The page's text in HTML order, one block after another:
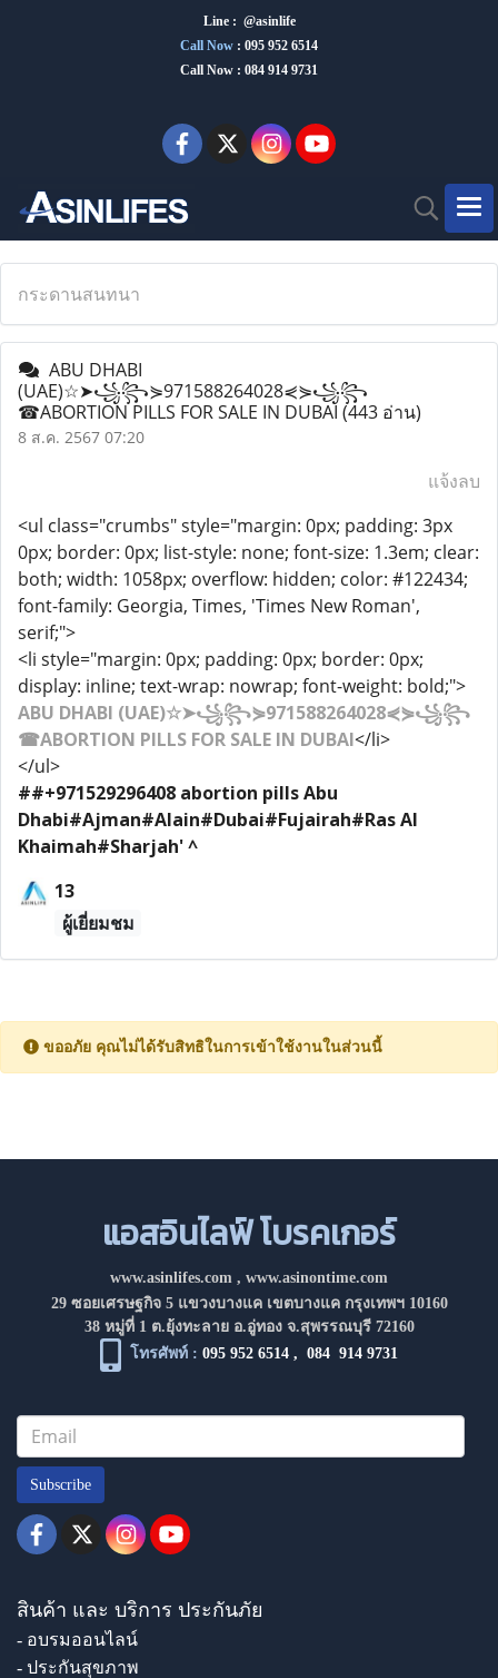
Line : @asinlife
Call Now : 095 952 6514
Call Now : 084 914 9731
กระดานสนทนา
ABU DHABI
(UAE)☆➤꧁꧂⋟971588264028⋞⋟꧁꧂
☎ABORTION PILLS FOR SALE IN DUBAI (443 อ่าน)
8 ส.ค. 2567 07:20
แจ้งลบ
<ul class="crumbs" style="margin: 0px; padding: 3px
0px; border: 0px; list-style: none; font-size: 1.3em; clear:
both; width: 1058px; overflow: hidden; color: #122434;
font-family: Georgia, Times, 'Times New Roman',
serif;">
<li style="margin: 0px; padding: 0px; border: 0px;
display: inline; text-wrap: nowrap; font-weight: bold;">
ABU DHABI (UAE)☆➤꧁꧂⋟971588264028⋞⋟꧁꧂
☎ABORTION PILLS FOR SALE IN DUBAI</li>
</ul>
##+971529296408 abortion pills Abu
Dhabi#Ajman#Alain#Dubai#Fujairah#Ras Al
Khaimah#Sharjah' ^
13
ผู้เยี่ยมชม
ขออภัย คุณไม่ได้รับสิทธิในการเข้าใช้งานในส่วนนี้
แอสอินไลฟ์ โบรคเกอร์
www.asinlifes.com , www.asinontime.com
29 ซอยเศรษฐกิจ 5 แขวงบางแค เขตบางแค กรุงเทพฯ 10160
38 หมู่ที่ 1 ต.ยุ้งทะลาย อ.อู่ทอง จ.สุพรรณบุรี 72160
โทรศัพท์ : 095 952 6514, 084 914 9731
Subscribe
สินค้า และ บริการ ประกันภัย
- อบรมออนไลน์
- ประกันสุขภาพ